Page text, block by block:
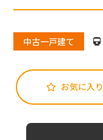
中古一戸建て
お気に入り